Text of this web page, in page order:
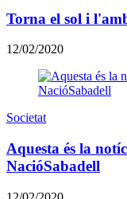
Torna el sol i
12/02/2020
Societat
Aquesta és la
NacióSabadell